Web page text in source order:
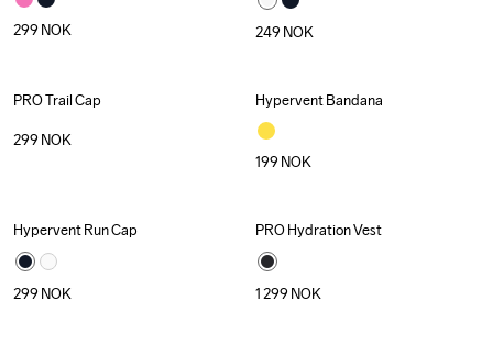
299 NOK 249 NOK
PRO Trail Cap
299 NOK
Hypervent Bandana
199 NOK
Hypervent Run Cap
299 NOK
PRO Hydration Vest
1 299 NOK